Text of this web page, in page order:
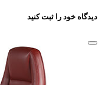
دیدگاه خود را ثبت کنید